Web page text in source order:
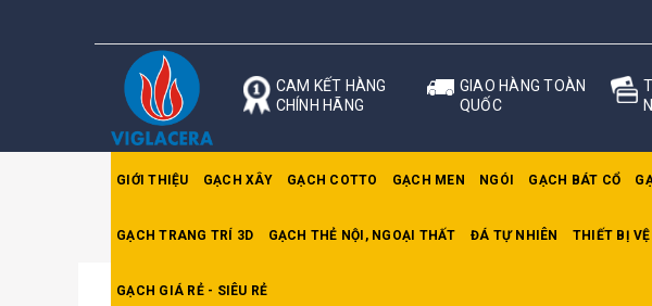
CAM KẾT HÀNG
CHÍNH HÃNG
GIAO HÀNG TOÀN
QUỐC
GIỚI THIỆU GẠCH XÂY GẠCH COTTO GẠCH MEN NGÓI GẠCH BÁT CỔ
GẠCH TRANG TRÍ 3D GẠCH THẺ NỘI, NGOẠI THẤT ĐÁ TỰ NHIÊN THIẾT BỊ
GẠCH GIÁ RẺ - SIÊU RẺ
Trang chủ Gạch lát 60x60cm CMC